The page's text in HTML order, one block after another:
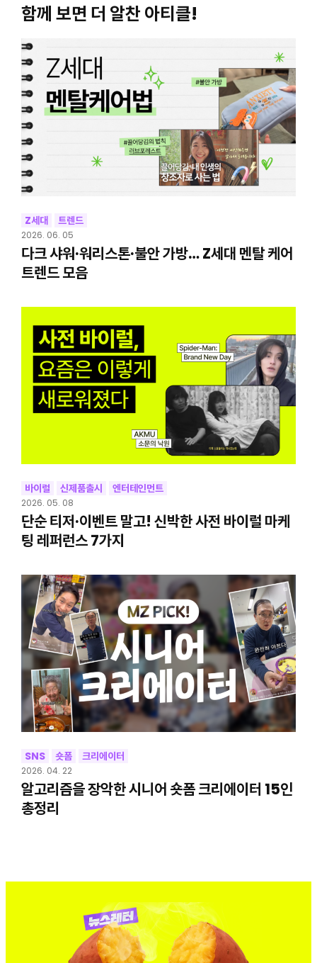
함께 보면 더 알찬 아티클!
Z세대 트렌드
2026. 06. 05
다크 샤워·워리스톤·불안 가방… Z세대 멘탈 케어
트렌드 모음
바이럴 신제품출시 엔터테인먼트
2026. 05. 08
단순 티저·이벤트 말고! 신박한 사전 바이럴 마케
팅 레퍼런스 7가지
SNS 숏폼 크리에이터
2026. 04. 22
알고리즘을 장악한 시니어 숏폼 크리에이터 15인
총정리